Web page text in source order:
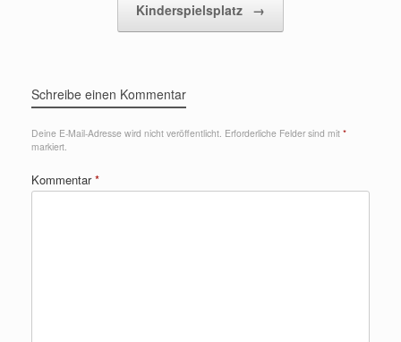
Kinderspielsplatz →
Schreibe einen Kommentar
Deine E-Mail-Adresse wird nicht veröffentlicht. Erforderliche Felder sind mit *
markiert.
Kommentar*